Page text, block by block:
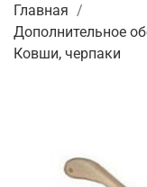
Главная
Дополнительное
Ковши, черпаки